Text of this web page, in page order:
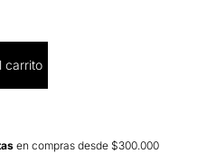
carrito
en compras desde $300.000